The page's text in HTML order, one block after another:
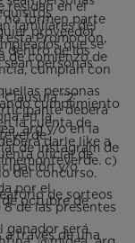
residan en el
no formen parte
familiares del
proveedor
Promoción,
que se
dentro de los
de comienzo de
personas
cumplan con
personas
“2”
cumplimiento
deberá
en la
la cuenta de
y/o en la
darle like a
de Instagram de
oficial de c)
y/o
del concurso.
por elde sorteos
octubre de
de las presentes
ganador será
a través de una